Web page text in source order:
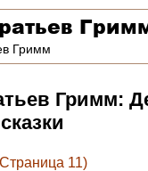
Гримм
Гримм:
11)